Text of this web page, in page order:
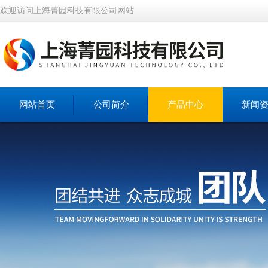
欢迎访问上海菁园科技有限公司网站
网站首页 公司简介 产品中心 新闻